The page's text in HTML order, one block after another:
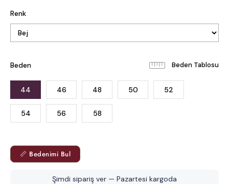
Renk
Beden Beden Tablosu
44 46 48 50 52
54 56 58
📏 Bedenimi Bul
Şimdi sipariş ver — Pazartesi kargoda